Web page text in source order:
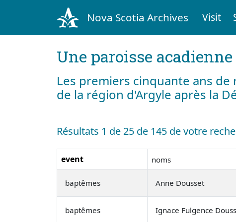
Nova Scotia Archives Visit
Une paroisse
Les premiers cinquante ans
de la région d'Argyle après la
Résultats 1 de 25 de 145 de votre
event noms
baptêmes Anne Dousset
baptêmes Ignace Fulgence